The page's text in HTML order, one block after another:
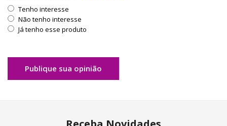
Tenho interesse
Não tenho interesse
Já tenho esse produto
Publique sua opinião